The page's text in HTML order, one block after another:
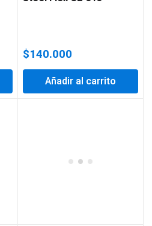
$140.000
Añadir al carrito